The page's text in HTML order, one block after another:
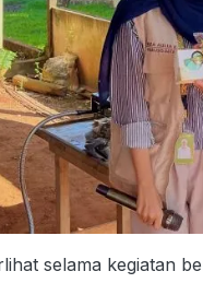
selama kegiatan